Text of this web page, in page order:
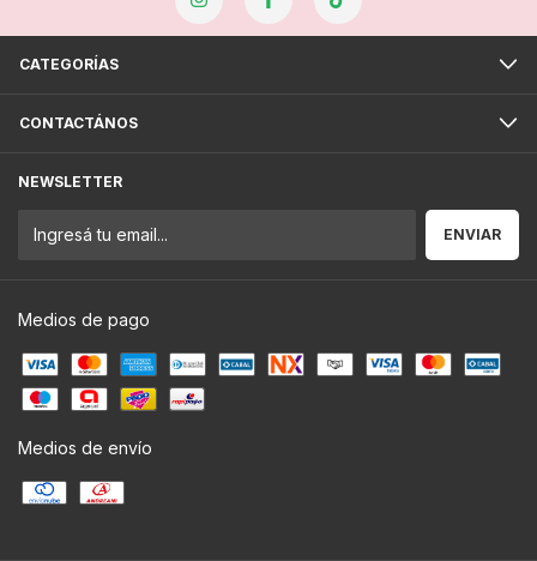
CATEGORÍAS
CONTACTÁNOS
NEWSLETTER
Medios de pago
Medios de envío